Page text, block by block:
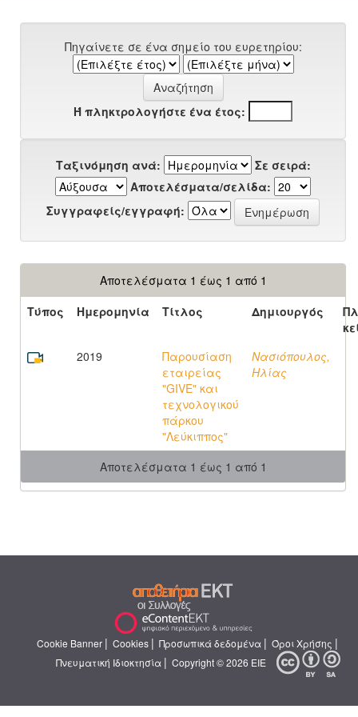
Πηγαίνετε σε ένα σημείο του ευρετηρίου:
Ή πληκτρολογήστε ένα έτος:
Ταξινόμηση ανά:
Σε σειρά:
Αποτελέσματα/σελίδα:
Συγγραφείς/εγγραφή:
Αποτελέσματα 1 έως 1 από 1
Τύπος
Ημερομηνία Τίτλος Δημιουργός
2019
Παρουσίαση
εταιρείας
"GIVE" και
τεχνολογικού
πάρκου
"Λεύκιππος"
Νασιόπουλος,
Ηλίας
Αποτελέσματα 1 έως 1 από 1
Cookie Banner | Cookies | Προσωπικά δεδομένα | Όροι Χρήσης |
Πνευματική Ιδιοκτησία | Copyright © 2026 ΕΙΕ